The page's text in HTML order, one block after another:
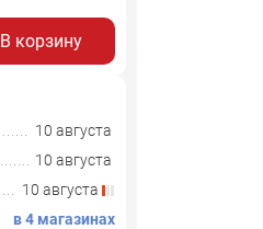
В корзину
10 августа
10 августа
10 августа
в 4 магазинах